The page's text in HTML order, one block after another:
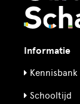
Informatie
Kennisbank
Schooltijd